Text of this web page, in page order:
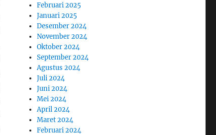
Februari 2025
Januari 2025
Desember 2024
November 2024
Oktober 2024
September 2024
Agustus 2024
Juli 2024
Juni 2024
Mei 2024
April 2024
Maret 2024
Februari 2024